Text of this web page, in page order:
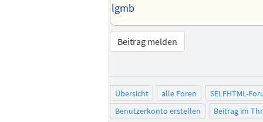
lgmb
Beitrag melden
Übersicht alle Foren
SELFHTML-
Benutzerkonto erstellen
Beitrag im